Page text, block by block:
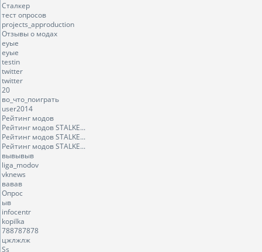
Сталкер
тест опросов
projects_approduction
Отзывы о модах
еуые
еуые
testin
twitter
twitter
20
во_что_поиграть
user2014
Рейтинг модов
Рейтинг модов STALKE...
Рейтинг модов STALKE...
Рейтинг модов STALKE...
вывывыв
liga_modov
vknews
вавав
Опрос
ыв
infocentr
kopilka
788787878
цжлжлж
Ss